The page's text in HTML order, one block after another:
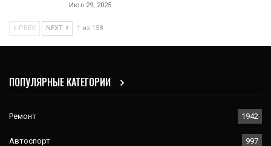
Июл 29, 2025
PREV NEXT 1 из 158
ПОПУЛЯРНЫЕ КАТЕГОРИИ
Ремонт 1942
Автоспорт 997